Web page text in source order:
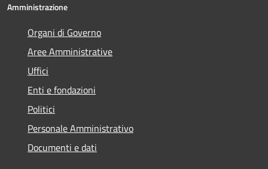
Amministrazione
Organi di Governo
Aree Amministrative
Uffici
Enti e fondazioni
Politici
Personale Amministrativo
Documenti e dati